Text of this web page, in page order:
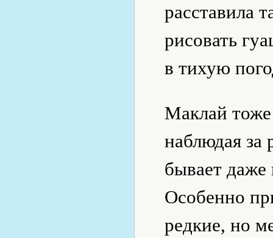
расставила
рисовать
в тихую
Маклай тоже
наблюдая за
бывает даже
Особенно
редкие, но